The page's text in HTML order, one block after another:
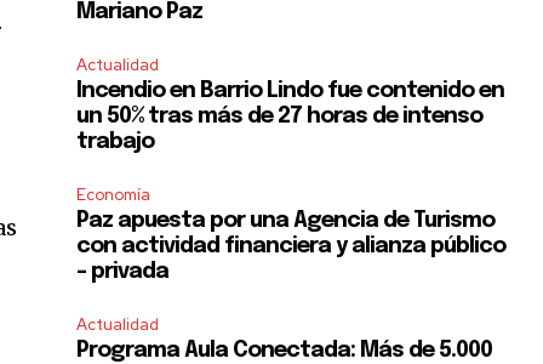
Mariano Paz
Actualidad
Incendio en Barrio Lindo fue contenido en
un 50% tras más de 27 horas de intenso
trabajo
Economía
Paz apuesta por una Agencia de Turismo
con actividad financiera y alianza público
– privada
Actualidad
Programa Aula Conectada: Más de 5.000